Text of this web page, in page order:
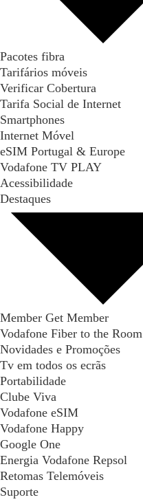
Pacotes fibra
Tarifários móveis
Verificar Cobertura
Tarifa Social de Internet
Smartphones
Internet Móvel
eSIM Portugal & Europe
Vodafone TV PLAY
Acessibilidade
Destaques
Member Get Member
Vodafone Fiber to the Room
Novidades e Promoções
Tv em todos os ecrãs
Portabilidade
Clube Viva
Vodafone eSIM
Vodafone Happy
Google One
Energia Vodafone Repsol
Retomas Telemóveis
Suporte